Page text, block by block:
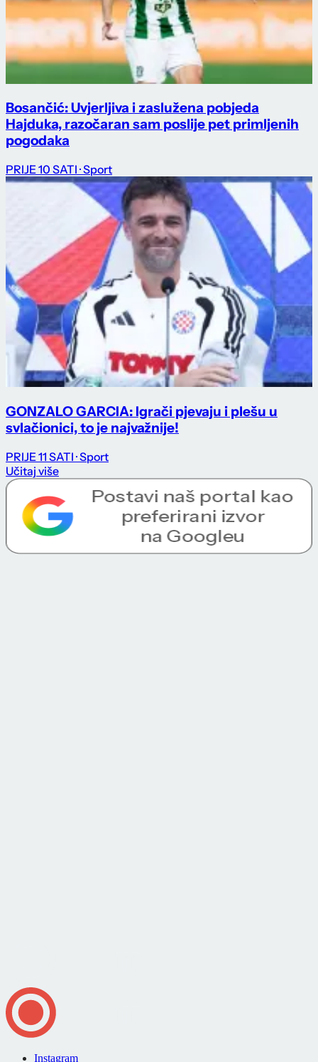
Bosančić: Uvjerljiva i zaslužena pobjeda
Hajduka, razočaran sam poslije pet primljenih
pogodaka
PRIJE 10 SATI · Sport
GONZALO GARCIA: Igrači pjevaju i plešu u
svlačionici, to je najvažnije!
PRIJE 11 SATI · Sport
Učitaj više
Instagram